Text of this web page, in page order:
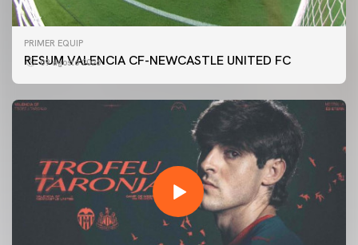
PRIMER EQUIP
RESUM VALENCIA CF-NEWCASTLE UNITED FC
09 agosto 2026